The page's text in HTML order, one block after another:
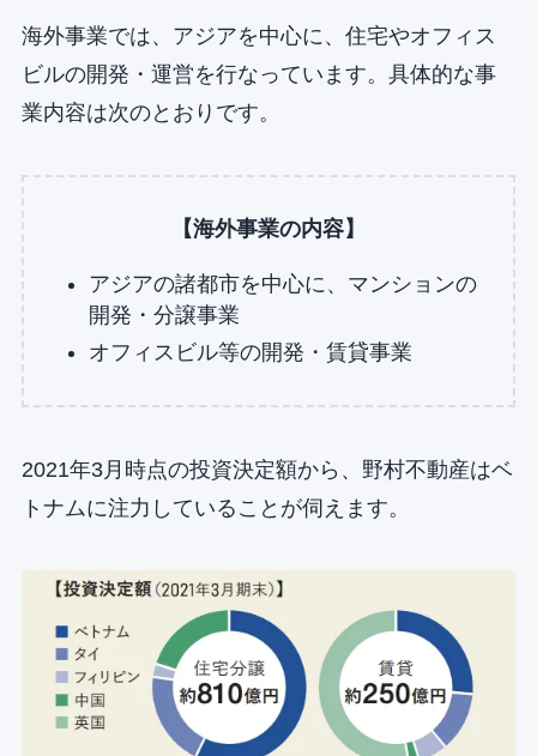
海外事業では、アジアを中心に、住宅やオフィス
ビルの開発・運営を行なっています。具体的な事
業内容は次のとおりです。
【海外事業の内容】
アジアの諸都市を中心に、マンションの
開発・分譲事業
オフィスビル等の開発・賃貸事業
2021年3月時点の投資決定額から、野村不動産はベ
トナムに注力していることが伺えます。